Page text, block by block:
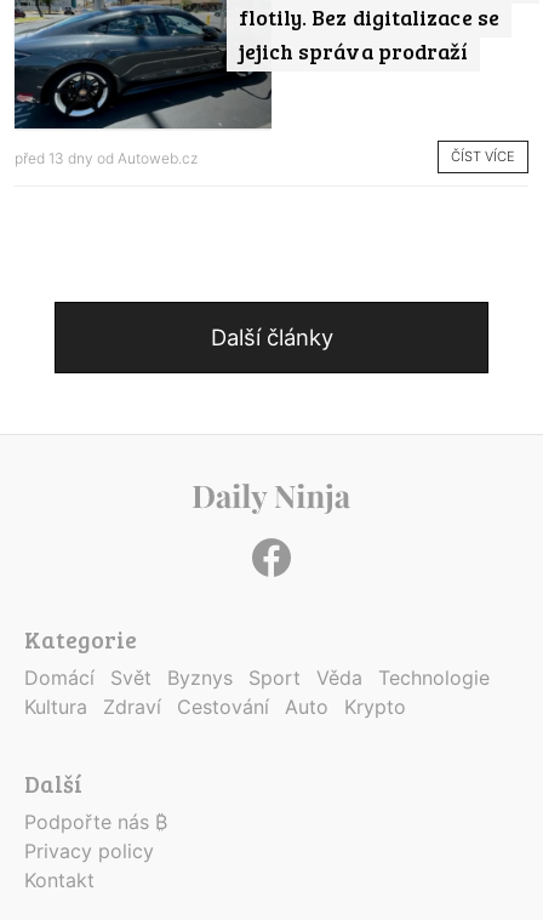
flotily. Bez digitalizace se
jejich správa prodraží
před 13 dny od Autoweb.cz ČÍST VÍCE
Další články
Kategorie
Domácí Svět Byznys Sport Věda
Technologie
Kultura
Zdraví Cestování Auto Krypto
Další
Podpořte nás ₿
Privacy policy
Kontakt